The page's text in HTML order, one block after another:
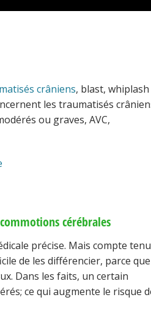
crâniens, blast, whiplash
les traumatisés
ou graves, AVC,
cérébrales
précise. Mais compte tenu
de les différencier, parce que
Dans les faits, un certain
ce qui augmente le risque